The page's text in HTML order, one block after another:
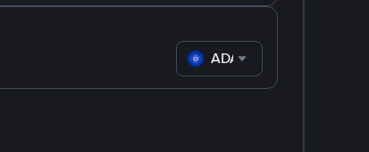
ADA